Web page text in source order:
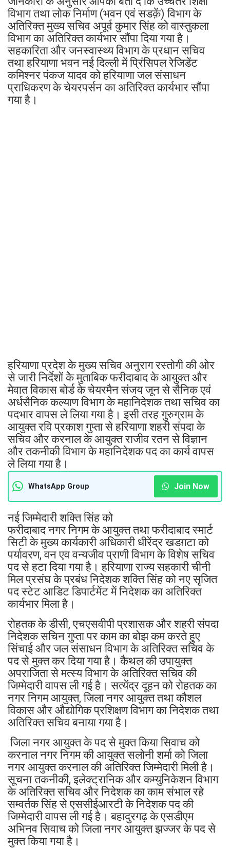
विभाग तथा लोक निर्माण (भवन एवं सडक़ें) विभाग के
अतिरिक्त मुख्य सचिव अपूर्व कुमार सिंह को वास्तुकला
विभाग का अतिरिक्त कार्यभार सौंपा दिया गया है।
सहकारिता और जनस्वास्थ्य विभाग के प्रधान सचिव
तथा हरियाणा भवन नई दिल्ली में प्रिंसिपल रेजिडेंट
कमिश्नर पंकज यादव को हरियाणा जल संसाधन
प्राधिकरण के चेयरपर्सन का अतिरिक्त कार्यभार सौंपा
गया है।
हरियाणा प्रदेश के मुख्य सचिव अनुराग रस्तोगी की ओर
से जारी निर्देशों केे मुताबिक फरीदाबाद के आयुक्त और
मेवात विकास बोर्ड के चेयरमैन संजय जून से सैनिक एवं
अर्धसैनिक कल्याण विभाग के महानिदेशक तथा सचिव का
पदभार वापस ले लिया गया है। इसी तरह गुरुग्राम के
आयुक्त रवि प्रकाश गुप्ता से हरियाणा शहरी संपदा के
सचिव और करनाल के आयुक्त राजीव रतन से विज्ञान
और तकनीकी विभाग के महानिदेशक पद का कार्य वापस
ले लिया गया है।
WhatsApp Group Join Now
नई जिम्मेदारी शक्ति सिंह को
फरीदाबाद नगर निगम के आयुक्त तथा फरीदाबाद स्मार्ट
सिटी के मुख्य कार्यकारी अधिकारी धीरेंद्र खडग़टा को
पर्यावरण, वन एव वन्यजीव प्राणी विभाग के विशेष सचिव
पद से हटा दिया गया है। हरियाणा राज्य सहकारी चीनी
मिल प्रसंघ के प्रबंध निदेशक शक्ति सिंह को नए सृजित
पद स्टेट आडिट डिपार्टमेंट में निदेशक का अतिरिक्त
कार्यभार मिला है।
रोहतक के डीसी, एचएसवीपी प्रशासक और शहरी संपदा
निदेशक सचिन गुप्ता पर काम का बोझ कम करते हुए
सिंचाई और जल संसाधन विभाग के अतिरिक्त सचिव के
पद से मुक्त कर दिया गया है। कैथल की उपायुक्त
अपराजिता से मत्स्य विभाग के अतिरिक्त सचिव की
जिम्मेदारी वापस ली गई है। सत्येंद्र दूहन को रोहतक का
नगर निगम आयुक्त, जिला नगर आयुक्त तथा कौशल
विकास और औद्योगिक प्रशिक्षण विभाग का निदेशक तथा
अतिरिक्त सचिव बनाया गया है।
जिला नगर आयुक्त के पद से मुक्त किया सिवाच को
करनाल नगर निगम की आयुक्त सलोनी शर्मा को जिला
नगर आयुक्त करनाल की अतिरिक्त जिम्मेदारी मिली है।
सूचना तकनीकी, इलेक्ट्रानिक और कम्युनिकेशन विभाग
के अतिरिक्त सचिव और निदेशक का काम संभाल रहे
सम्वर्तक सिंह से एससीईआरटी के निदेशक पद की
जिम्मेदारी वापस ली गई है। बहादुरगढ़ के एसडीएम
अभिनव सिवाच को जिला नगर आयुक्त झज्जर के पद से
मुक्त किया गया है।